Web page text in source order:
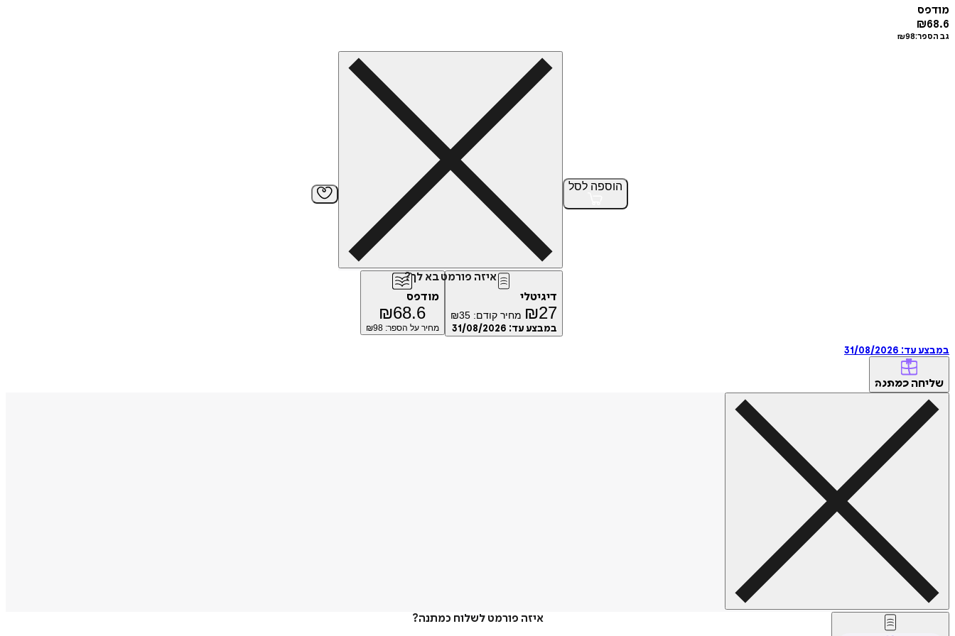
מודפס
₪68.6
גב הספר: ₪98
הוספה לסל
איזה פורמט בא לך?
דיגיטלי
₪27 מחיר קודם: ₪35
במבצע עד: 31/08/2026
מודפס
₪68.6
מחיר על הספר: ₪98
במבצע עד: 31/08/2026
שליחה כמתנה
איזה פורמט לשלוח כמתנה?